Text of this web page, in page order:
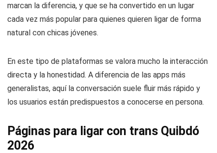
marcan la diferencia, y que se ha convertido en un lugar
cada vez más popular para quienes quieren ligar de forma
natural con chicas jóvenes.
En este tipo de plataformas se valora mucho la interacción
directa y la honestidad. A diferencia de las apps más
generalistas, aquí la conversación suele fluir más rápido y
los usuarios están predispuestos a conocerse en persona.
Páginas para ligar con trans Quibdó
2026